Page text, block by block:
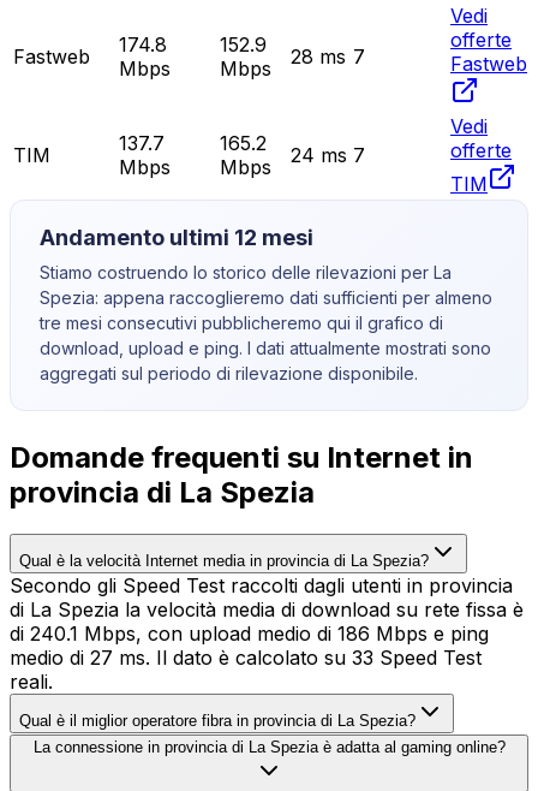
Fastweb
174.8
Mbps
152.9
Mbps
28 ms 7
Vedi
offerte
Fastweb
TIM
137.7
Mbps
165.2
Mbps
24 ms 7
Vedi
offerte
TIM
Andamento ultimi 12 mesi
Stiamo costruendo lo storico delle rilevazioni per La
Spezia: appena raccoglieremo dati sufficienti per almeno
tre mesi consecutivi pubblicheremo qui il grafico di
download, upload e ping. I dati attualmente mostrati sono
aggregati sul periodo di rilevazione disponibile.
Domande frequenti su Internet in
provincia di La Spezia
Qual è la velocità Internet media in provincia di La Spezia?
Secondo gli Speed Test raccolti dagli utenti in provincia
di La Spezia la velocità media di download su rete fissa è
di 240.1 Mbps, con upload medio di 186 Mbps e ping
medio di 27 ms. Il dato è calcolato su 33 Speed Test
reali.
Qual è il miglior operatore fibra in provincia di La Spezia?
La connessione in provincia di La Spezia è adatta al gaming online?